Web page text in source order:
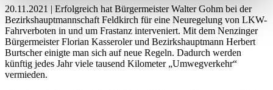
20.11.2021 | Erfolgreich hat Bürgermeister Walter Gohm bei der
Bezirkshauptmannschaft Feldkirch für eine Neuregelung von LKW-
Fahrverboten in und um Frastanz interveniert. Mit dem Nenzinger
Bürgermeister Florian Kasseroler und Bezirkshauptmann Herbert
Burtscher einigte man sich auf neue Regeln. Dadurch werden
künftig jedes Jahr viele tausend Kilometer „Umwegverkehr“
vermieden.